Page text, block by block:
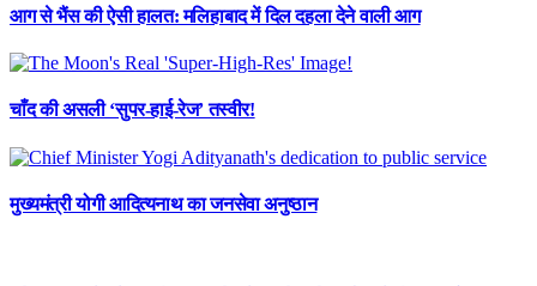
आग से भैंस की ऐसी हालत: मलिहाबाद में दिल दहला देने वाली आग
चाँद की असली ‘सुपर-हाई-रेज’ तस्वीर!
मुख्यमंत्री योगी आदित्यनाथ का जनसेवा अनुष्ठान